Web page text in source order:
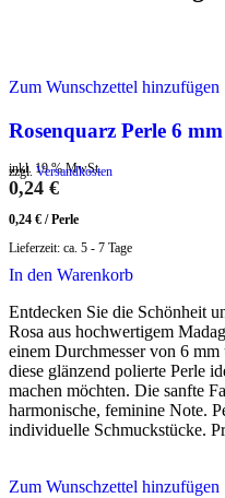
Zum Wunschzettel hinzufügen
Rosenquarz Perle 6 mm
inkl. 19 % MwSt.
zzgl. Versandkosten
0,24 €
0,24 € /Perle
Lieferzeit: ca. 5 - 7 Tage
In den Warenkorb
Entdecken Sie die Schönheit
Rosa aus hochwertigem
einem Durchmesser von 6
diese glänzend polierte Perle
machen möchten. Die sanfte
harmonische, feminine Note.
individuelle Schmuckstücke.
Zum Wunschzettel hinzufügen